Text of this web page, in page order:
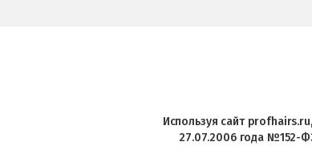
Используя сайт
27.07.2006 года №152-